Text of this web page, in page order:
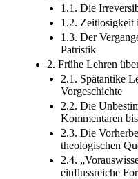
1.1. Die
1.2. Zeitlosigkeit
1.3. Der
Patristik
2. Frühe Lehren
2.1. Spätantike
Vorgeschichte
2.2. Die
Kommentaren
2.3. Die
theologischen
2.4.
einflussreiche